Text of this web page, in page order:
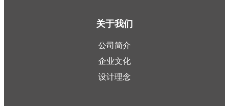
关于我们
公司简介
企业文化
设计理念